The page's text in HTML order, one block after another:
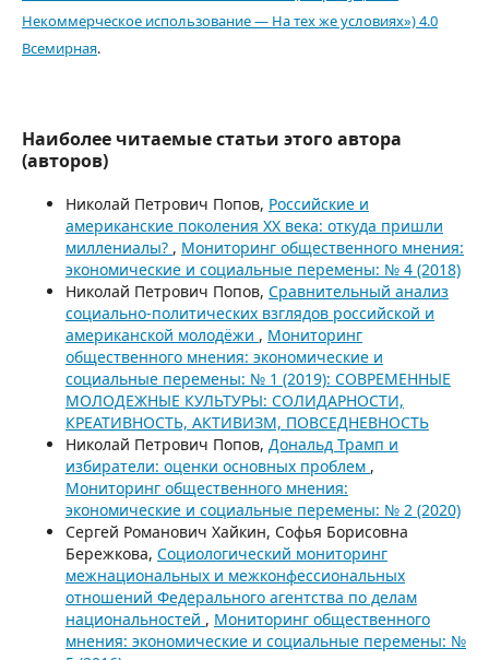
Некоммерческое использование — На тех же условиях») 4.0
Всемирная.
Наиболее читаемые статьи этого автора
(авторов)
Николай Петрович Попов, Российские и
американские поколения XX века: откуда пришли
миллениалы? , Мониторинг общественного мнения:
экономические и социальные перемены: № 4 (2018)
Николай Петрович Попов, Сравнительный анализ
социально-политических взглядов российской и
американской молодёжи , Мониторинг
общественного мнения: экономические и
социальные перемены: № 1 (2019): СОВРЕМЕННЫЕ
МОЛОДЕЖНЫЕ КУЛЬТУРЫ: СОЛИДАРНОСТИ,
КРЕАТИВНОСТЬ, АКТИВИЗМ, ПОВСЕДНЕВНОСТЬ
Николай Петрович Попов, Дональд Трамп и
избиратели: оценки основных проблем ,
Мониторинг общественного мнения:
экономические и социальные перемены: № 2 (2020)
Сергей Романович Хайкин, Софья Борисовна
Бережкова, Социологический мониторинг
межнациональных и межконфессиональных
отношений Федерального агентства по делам
национальностей , Мониторинг общественного
мнения: экономические и социальные перемены: №